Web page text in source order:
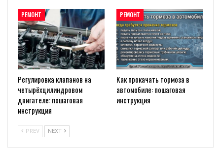
РЕМОНТ
Регулировка клапанов на
четырёхцилиндровом
двигателе: пошаговая
инструкция
РЕМОНТ
Как прокачать тормоза в
автомобиле: пошаговая
инструкция
PREV NEXT